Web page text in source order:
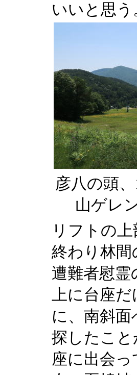
いいと思う
彦八の頭
山ゲレ
リフトの
終わり林
遭難者慰
上に台座
に、南斜
探したこ
座に出会